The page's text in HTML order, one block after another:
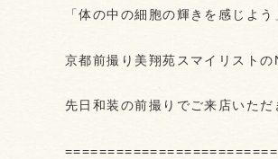
「体の中の細胞の輝きを感じよう
京都前撮り美翔苑スマイリストの
先日和装の前撮りでご来店いた